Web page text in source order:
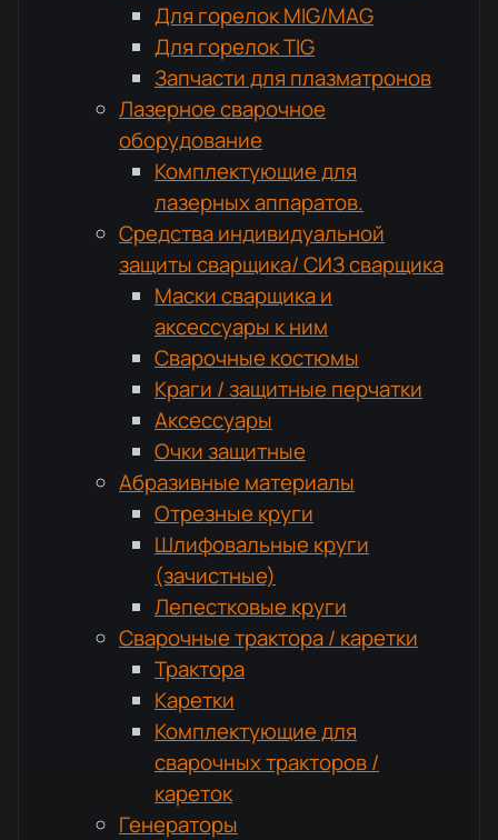
Для горелок MIG/MAG
Для горелок TIG
Запчасти для плазматронов
Лазерное сварочное
оборудование
Комплектующие для
лазерных аппаратов.
Средства индивидуальной
защиты сварщика/ СИЗ сварщика
Маски сварщика и
аксессуары к ним
Сварочные костюмы
Краги / защитные перчатки
Аксессуары
Очки защитные
Абразивные материалы
Отрезные круги
Шлифовальные круги
(зачистные)
Лепестковые круги
Сварочные трактора / каретки
Трактора
Каретки
Комплектующие для
сварочных тракторов /
кареток
Генераторы